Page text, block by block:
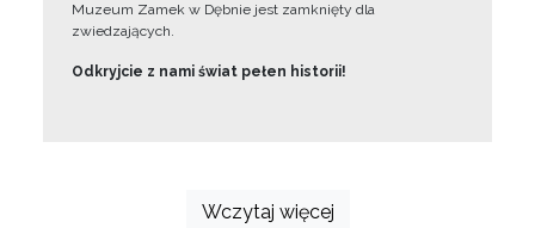
Muzeum Zamek w Dębnie jest zamknięty dla
zwiedzających.
Odkryjcie z nami świat pełen historii!
Wczytaj więcej